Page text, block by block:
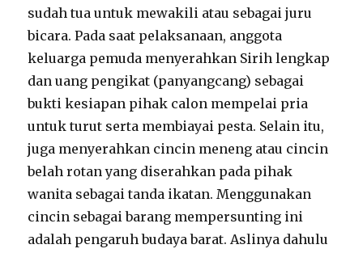
sudah tua untuk mewakili atau sebagai juru
bicara. Pada saat pelaksanaan, anggota
keluarga pemuda menyerahkan Sirih lengkap
dan uang pengikat (panyangcang) sebagai
bukti kesiapan pihak calon mempelai pria
untuk turut serta membiayai pesta. Selain itu,
juga menyerahkan cincin meneng atau cincin
belah rotan yang diserahkan pada pihak
wanita sebagai tanda ikatan. Menggunakan
cincin sebagai barang mempersunting ini
adalah pengaruh budaya barat. Aslinya dahulu